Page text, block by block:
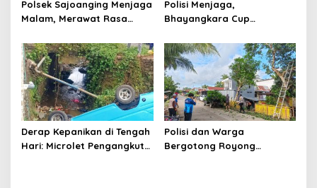
Polsek Sajoanging Menjaga
Malam, Merawat Rasa
Kehangatan Warga
Polisi Menjaga,
Bhayangkara Cup
Derap Kepanikan di Tengah
Hari: Microlet Pengangkut
Polisi dan Warga
Bergotong Royong